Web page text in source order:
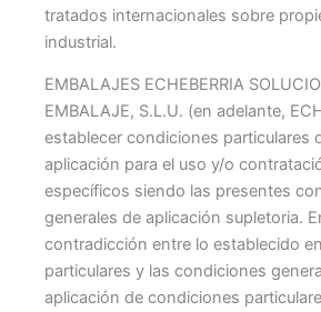
tratados internacionales sobre
industrial.
EMBALAJES ECHEBERRIA
EMBALAJE, S.L.U. (en adelante,
establecer condiciones particulares
aplicación para el uso y/o
específicos siendo las presentes
generales de aplicación supletoria.
contradicción entre lo establecido
particulares y las condiciones
aplicación de condiciones